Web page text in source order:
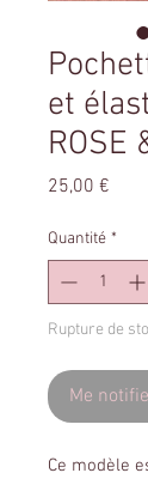
et
ROSE
25,00 €
Quantité *
Rupture de
Me
Ce modèle